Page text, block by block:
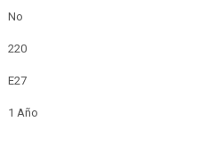
No
220
E27
1 Año